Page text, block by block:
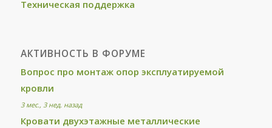
Техническая поддержка
АКТИВНОСТЬ В ФОРУМЕ
Вопрос про монтаж опор эксплуатируемой
кровли
3 мес., 3 нед. назад
Кровати двухэтажные металлические